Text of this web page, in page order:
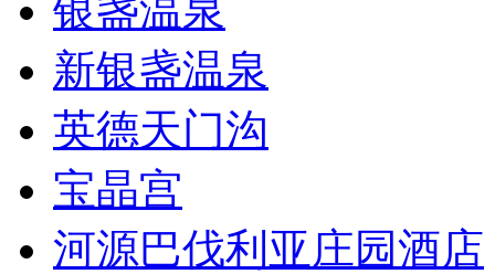
银盏温泉
新银盏温泉
英德天门沟
宝晶宫
河源巴伐利亚庄园酒店